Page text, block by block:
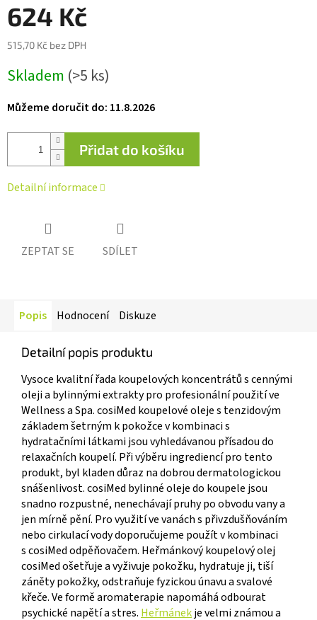
hvězdiček.
624 Kč
515,70 Kč bez DPH
cena:
Skladem (>5 ks)
Můžeme doručit do: 11.8.2026
Přidat do košíku
Detailní informace
ZEPTAT SE SDÍLET
Popis Hodnocení Diskuze
Detailní popis produktu
Vysoce kvalitní řada koupelových koncentrátů s cennými
oleji a bylinnými extrakty pro profesionální použití ve
Wellness a Spa. cosiMed koupelové olejes tenzidovým
základem šetrným k pokožce v kombinaci s
hydratačními látkami jsou vyhledávanou přísadou do
relaxačních koupelí. Při výběru ingrediencí pro tento
produkt, byl kladen důraz na dobrou dermatologickou
snášenlivost. cosiMed bylinné oleje do koupele jsou
snadno rozpustné, nenechávají pruhy po obvodu vany a
jen mírně pění. Pro využití ve vanách s přivzdušňováním
nebo cirkulací vody doporučujeme použít v kombinaci
s cosiMed odpěňovačem. Heřmánkový koupelový olej
cosiMed ošetřuje a vyživuje pokožku, hydratuje ji, tiší
záněty pokožky, odstraňuje fyzickou únavu a svalové
křeče. Ve formě aromaterapie napomáhá odbourat
psychické napětí a stres. Heřmánekje velmi známou a